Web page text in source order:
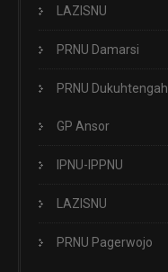
LAZISNU
PRNU Damarsi
PRNU Dukuhtengah
GP Ansor
IPNU-IPPNU
LAZISNU
PRNU Pagerwojo